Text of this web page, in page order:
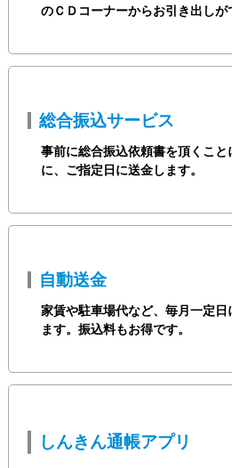
のＣＤコーナーからお引き出しが
総合振込サービス
事前に総合振込依頼書を頂くこ
に、ご指定日に送金します。
自動送金
家賃や駐車場代など、毎月一定日
ます。振込料もお得です。
しんきん通帳アプリ